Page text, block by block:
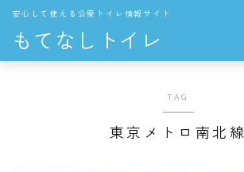
もてなしトイレ
安心して使える公衆トイレ情報サイト
東京都の公衆トイレ
TAG
東京メトロ南北線